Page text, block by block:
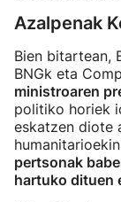
Azalpenak
Bien bitartean,
BNGk eta
ministroaren
politiko horiek
eskatzen diote
pertsonak
hartuko dituen